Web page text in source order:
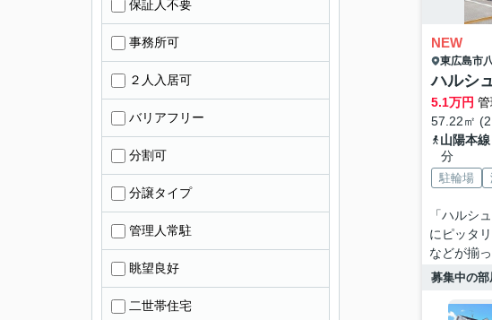
NEW
東広島市
ハルシ
5.1万円
57.22㎡
山陽本線
分
駐輪場
「ハルシ
にピッタ
などが揃
募集中の部
保証人不要
事務所可
２人入居可
バリアフリー
分割可
分譲タイプ
管理人常駐
眺望良好
二世帯住宅